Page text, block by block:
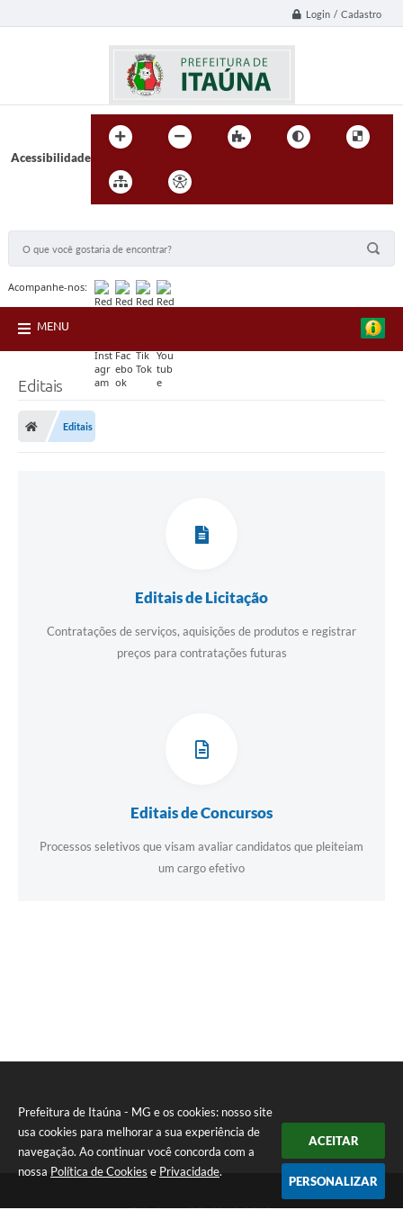
Prefeitura de Itaúna - MG e os cookies: nosso site
usa cookies para melhorar a sua experiência de
navegação. Ao continuar você concorda com a
nossa Política de Cookies e Privacidade.
ACEITAR
PERSONALIZAR
Login / Cadastro
Acessibilidade
Acompanhe-nos:
MENU
Editais
Editais
Editais de Licitação
Contratações de serviços, aquisições de produtos e registrar
preços para contratações futuras
Editais de Concursos
Processos seletivos que visam avaliar candidatos que pleiteiam
um cargo efetivo